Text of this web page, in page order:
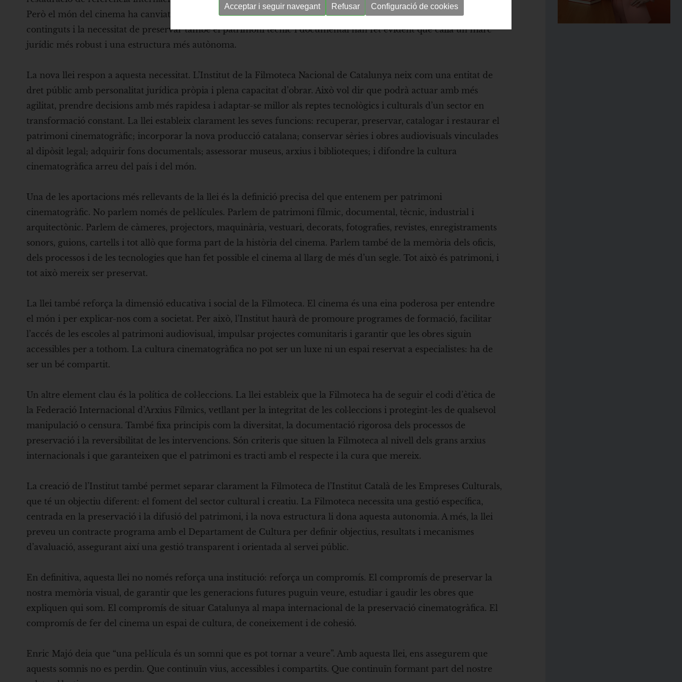
Però el món del cinema ha canviat profundament: la digitalització, la fragilitat dels formats, la proliferació de nous
continguts i la necessitat de preservar també el patrimoni tècnic i documental han fet evident que calia un marc
jurídic més robust i una estructura més autònoma.
La nova llei respon a aquesta necessitat. L’Institut de la Filmoteca Nacional de Catalunya neix com una entitat de
dret públic amb personalitat jurídica pròpia i plena capacitat d’obrar. Això vol dir que podrà actuar amb més
agilitat, prendre decisions amb més rapidesa i adaptar-se millor als reptes tecnològics i culturals d’un sector en
transformació constant. La llei estableix clarament les seves funcions: recuperar, preservar, catalogar i restaurar el
patrimoni cinematogràfic; incorporar la nova producció catalana; conservar sèries i obres audiovisuals vinculades
al dipòsit legal; adquirir fons documentals; assessorar museus, arxius i biblioteques; i difondre la cultura
cinematogràfica arreu del país i del món.
Una de les aportacions més rellevants de la llei és la definició precisa del que entenem per patrimoni
cinematogràfic. No parlem només de pel·lícules. Parlem de patrimoni fílmic, documental, tècnic, industrial i
arquitectònic. Parlem de càmeres, projectors, maquinària, vestuari, decorats, fotografies, revistes, enregistraments
sonors, guions, cartells i tot allò que forma part de la història del cinema. Parlem també de la memòria dels oficis,
dels processos i de les tecnologies que han fet possible el cinema al llarg de més d’un segle. Tot això és patrimoni, i
tot això mereix ser preservat.
La llei també reforça la dimensió educativa i social de la Filmoteca. El cinema és una eina poderosa per entendre
el món i per explicar-nos com a societat. Per això, l’Institut haurà de promoure programes de formació, facilitar
l’accés de les escoles al patrimoni audiovisual, impulsar projectes comunitaris i garantir que les obres siguin
accessibles per a tothom. La cultura cinematogràfica no pot ser un luxe ni un espai reservat a especialistes: ha de
ser un bé compartit.
Un altre element clau és la política de col·leccions. La llei estableix que la Filmoteca ha de seguir el codi d’ètica de
la Federació Internacional d’Arxius Fílmics, vetllant per la integritat de les col·leccions i protegint-les de qualsevol
manipulació o censura. També fixa principis com la diversitat, la documentació rigorosa dels processos de
preservació i la reversibilitat de les intervencions. Són criteris que situen la Filmoteca al nivell dels grans arxius
internacionals i que garanteixen que el patrimoni es tracti amb el respecte i la cura que mereix.
La creació de l’Institut també permet separar clarament la Filmoteca de l’Institut Català de les Empreses Culturals,
que té un objectiu diferent: el foment del sector cultural i creatiu. La Filmoteca necessita una gestió específica,
centrada en la preservació i la difusió del patrimoni, i la nova estructura li dona aquesta autonomia. A més, la llei
preveu un contracte programa amb el Departament de Cultura per definir objectius, resultats i mecanismes
d’avaluació, assegurant així una gestió transparent i orientada al servei públic.
En definitiva, aquesta llei no només reforça una institució: reforça un compromís. El compromís de preservar la
nostra memòria visual, de garantir que les generacions futures puguin veure, estudiar i gaudir les obres que
expliquen qui som. El compromís de situar Catalunya al mapa internacional de la preservació cinematogràfica. El
compromís de fer del cinema un espai de cultura, de coneixement i de cohesió.
Enric Majó deia que “una pel·lícula és un somni que es pot tornar a veure”. Amb aquesta llei, ens assegurem que
aquests somnis no es perdin. Que continuïn vius, accessibles i compartits. Que continuïn formant part del nostre
Acceptar i seguir navegant Refusar Configuració de cookies